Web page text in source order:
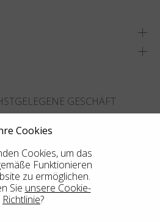
GESCHÄFT
Cookies
Cookies, um das
Funktionieren
zu ermöglichen.
Sie unsere Cookie-
Richtlinie?